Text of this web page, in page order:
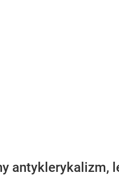
antyklerykalizm,